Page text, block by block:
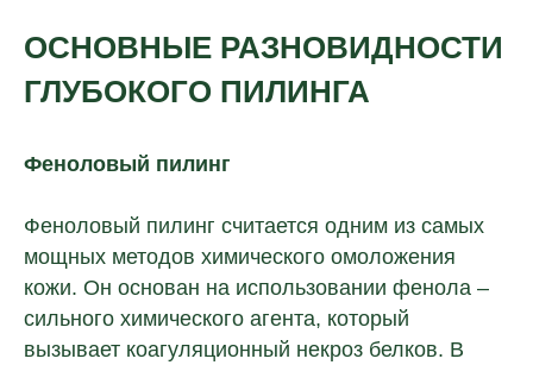
ОСНОВНЫЕ РАЗНОВИДНОСТИ
ГЛУБОКОГО ПИЛИНГА
Феноловый пилинг
Феноловый пилинг считается одним из самых
мощных методов химического омоложения
кожи. Он основан на использовании фенола –
сильного химического агента, который
вызывает коагуляционный некроз белков. В